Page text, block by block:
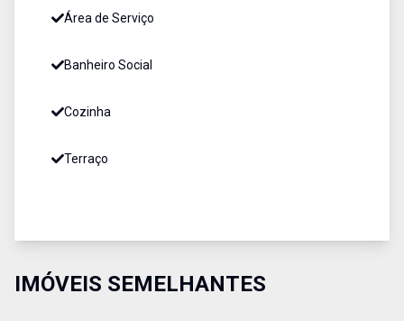
Área de Serviço
Banheiro Social
Cozinha
Terraço
IMÓVEIS SEMELHANTES